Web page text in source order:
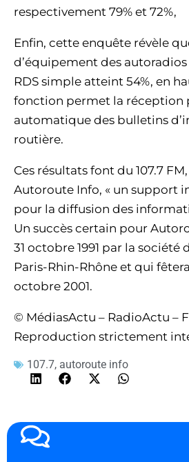
respectivement 79% et 72%,
Enfin, cette enquête révèle
d’équipement des
RDS simple atteint 54%, en
fonction permet la réception
automatique des bulletins
routière.
Ces résultats font du 107.7
Autoroute Info, « un support
pour la diffusion des
Un succès certain pour
31 octobre 1991 par la société
Paris-Rhin-Rhône et qui fêtera
octobre 2001.
© MédiasActu – RadioActu –
Reproduction strictement
107.7, autoroute info